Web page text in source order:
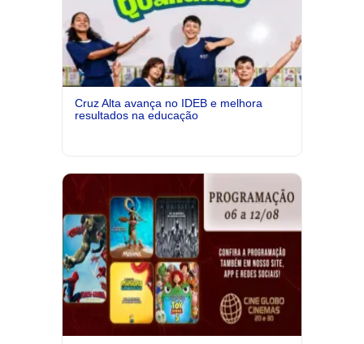
Cruz Alta avança no IDEB e melhora
resultados na educação